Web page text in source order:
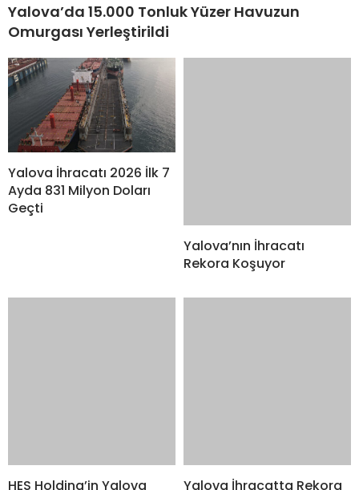
Yalova’da 15.000 Tonluk Yüzer Havuzun
Omurgası Yerleştirildi
Yalova İhracatı 2026 İlk 7
Ayda 831 Milyon Doları
Geçti
Yalova’nın İhracatı
Rekora Koşuyor
HES Holding’in Yalova Yalova İhracatta Rekora